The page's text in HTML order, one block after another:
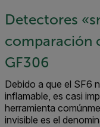
Detectores
comparación
GF306
Debido a que el SF6
inflamable, es casi
herramienta
invisible es el